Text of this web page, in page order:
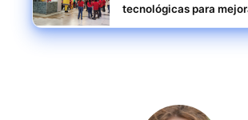
tecnológicas para
América Latina